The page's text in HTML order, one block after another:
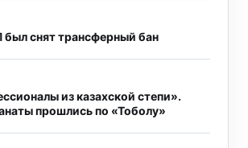
снят трансферный бан
из казахской степи».
прошлись по «Тоболу»